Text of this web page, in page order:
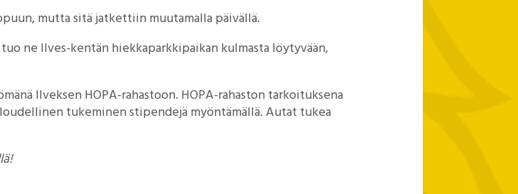
mutta sitä jatkettiin muutamalla päivällä.
ne Ilves-kentän hiekkaparkkipaikan kulmasta löytyvään,
Ilveksen HOPA-rahastoon. HOPA-rahaston tarkoituksena
tukeminen stipendejä myöntämällä. Autat tukea